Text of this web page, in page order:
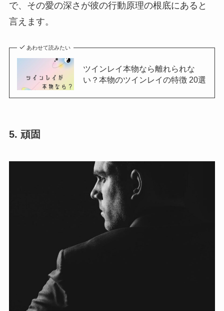
で、その愛の深さが彼の行動原理の根底にあると
言えます。
あわせて読みたい
ツインレイ本物なら離れられな
い？本物のツインレイの特徴 20選
5. 頑固